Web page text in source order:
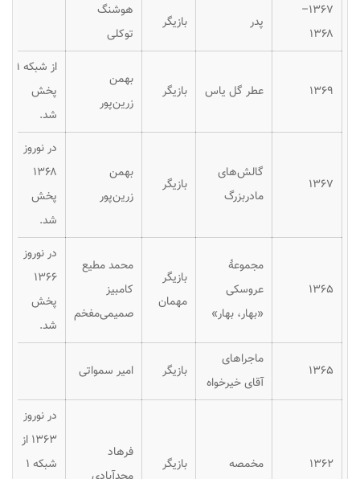
۱۳۶۷–
۱۳۶۸
پدر بازیگر
هوشنگ
توکلی
۱۳۶۹ عطر گل یاس بازیگر
بهمن
زرین‌پور
از شبکه ۱
پخش
شد.
۱۳۶۷
گالش‌های
مادربزرگ
بازیگر
بهمن
زرین‌پور
در نوروز
۱۳۶۸
پخش
شد.
۱۳۶۵
مجموعهٔ
عروسکی
«بهار، بهار»
بازیگر
مهمان
محمد مطیع
کامبیز
صمیمی‌مفخم
در نوروز
۱۳۶۶
پخش
شد.
۱۳۶۵
ماجراهای
آقای خیرخواه
بازیگر امیر سمواتی
۱۳۶۲ مخمصه بازیگر
فرهاد
در نوروز
۱۳۶۳ از
شبکه ۱